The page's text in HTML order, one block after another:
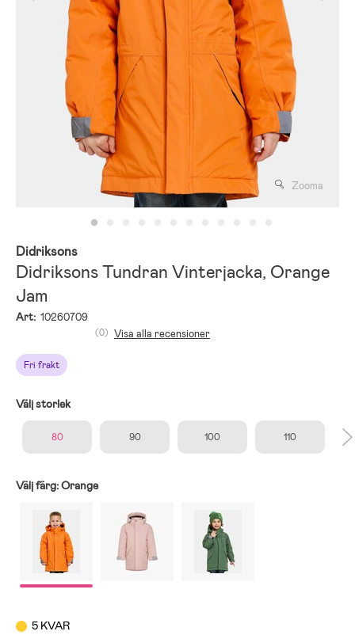
Zooma
Didriksons
Didriksons Tundran Vinterjacka, Orange
Jam
Art: 10260709
Fri frakt
(0) Visa alla recensioner
Välj storlek
80 90 100 110
Välj färg:Orange
5 KVAR